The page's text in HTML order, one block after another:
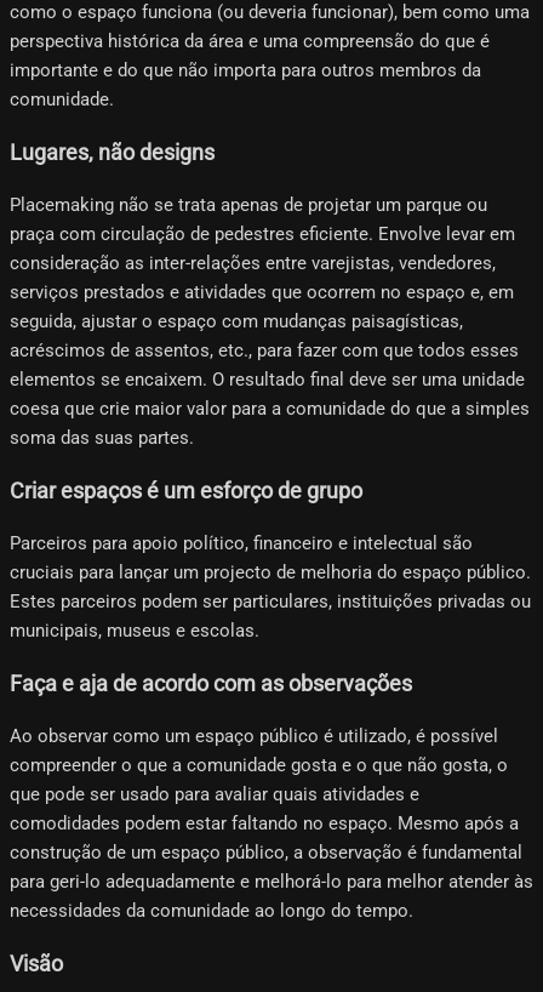
como o espaço funciona (ou deveria funcionar), bem como uma
perspectiva histórica da área e uma compreensão do que é
importante e do que não importa para outros membros da
comunidade.
Lugares, não designs
Placemaking não se trata apenas de projetar um parque ou
praça com circulação de pedestres eficiente. Envolve levar em
consideração as inter-relações entre varejistas, vendedores,
serviços prestados e atividades que ocorrem no espaço e, em
seguida, ajustar o espaço com mudanças paisagísticas,
acréscimos de assentos, etc., para fazer com que todos esses
elementos se encaixem. O resultado final deve ser uma unidade
coesa que crie maior valor para a comunidade do que a simples
soma das suas partes.
Criar espaços é um esforço de grupo
Parceiros para apoio político, financeiro e intelectual são
cruciais para lançar um projecto de melhoria do espaço público.
Estes parceiros podem ser particulares, instituições privadas ou
municipais, museus e escolas.
Faça e aja de acordo com as observações
Ao observar como um espaço público é utilizado, é possível
compreender o que a comunidade gosta e o que não gosta, o
que pode ser usado para avaliar quais atividades e
comodidades podem estar faltando no espaço. Mesmo após a
construção de um espaço público, a observação é fundamental
para geri-lo adequadamente e melhorá-lo para melhor atender às
necessidades da comunidade ao longo do tempo.
Visão